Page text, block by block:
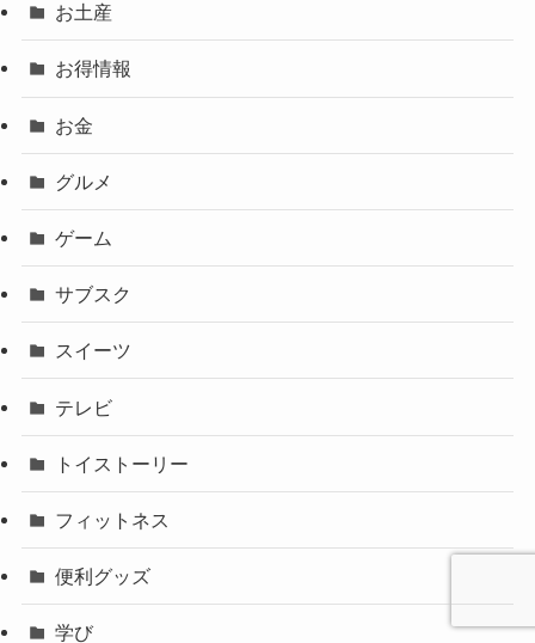
お土産
お得情報
お金
グルメ
ゲーム
サブスク
スイーツ
テレビ
トイストーリー
フィットネス
便利グッズ
学び